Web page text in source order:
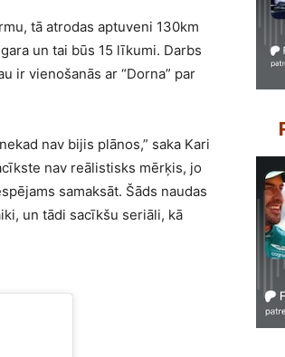
tā atrodas aptuveni 130km
un tai būs 15 līkumi. Darbs
ir vienošanās ar “Dorna” par
nav bijis plānos,” saka Kari
nav reālistisks mērķis, jo
samaksāt. Šāds naudas
un tādi sacīkšu seriāli, kā